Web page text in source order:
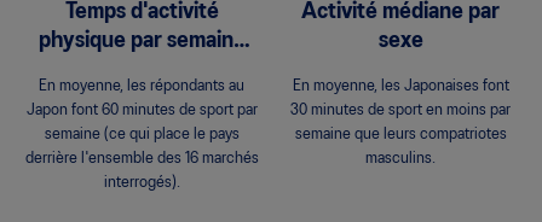
Temps d'activité
physique par semaine
En moyenne, les répondants au
Japon font 60 minutes de sport par
semaine (ce qui place le pays
derrière l'ensemble des 16 marchés
interrogés).
Activité médiane par
sexe
En moyenne, les Japonaises font
30 minutes de sport en moins par
semaine que leurs compatriotes
masculins.